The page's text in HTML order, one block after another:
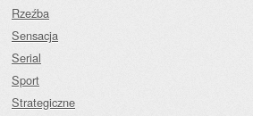
Rzeźba
Sensacja
Serial
Sport
Strategiczne